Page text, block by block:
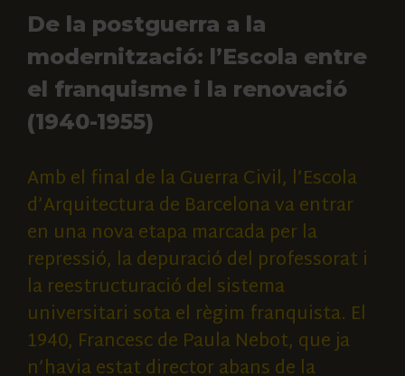
De la postguerra a la
modernització: l’Escola entre
el franquisme i la renovació
(1940-1955)
Amb el final de la Guerra Civil, l’Escola
d’Arquitectura de Barcelona va entrar
en una nova etapa marcada per la
repressió, la depuració del professorat i
la reestructuració del sistema
universitari sota el règim franquista. El
1940, Francesc de Paula Nebot, que ja
n’havia estat director abans de la